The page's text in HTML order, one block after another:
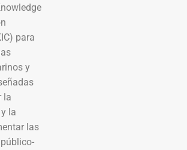
para
y
la
la
las